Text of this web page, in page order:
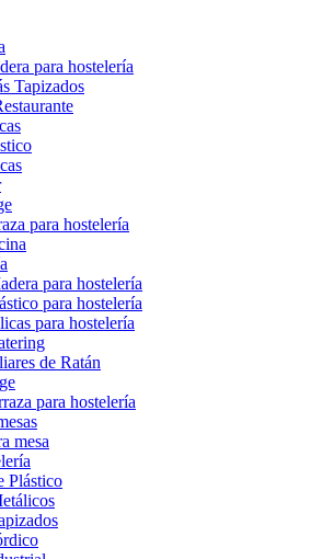
para hostelería
Tapizados
para hostelería
para hostelería
para hostelería
para hostelería
de Ratán
para hostelería
mesa
Plástico